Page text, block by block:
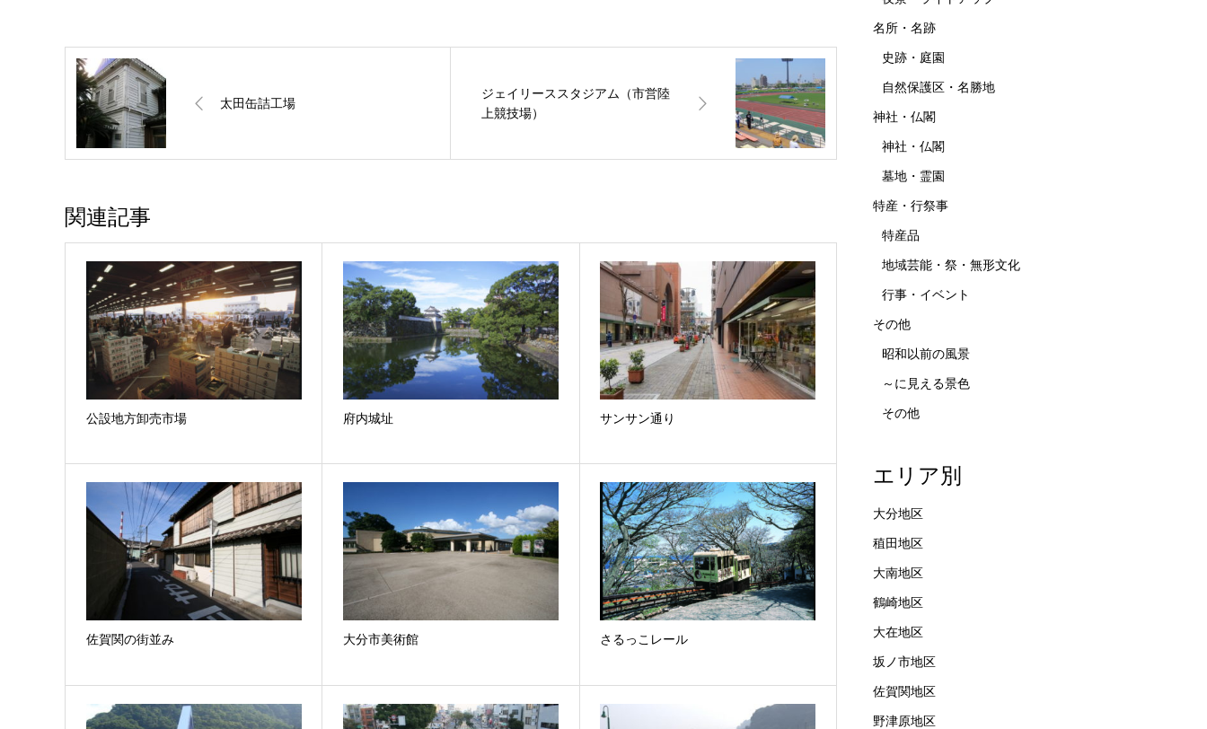
太田缶詰工場
ジェイリーススタジアム（市営陸
上競技場）
関連記事
公設地方卸売市場 府内城址 サンサン通り
佐賀関の街並み 大分市美術館 さるっこレール
名所・名跡
史跡・庭園
自然保護区・名勝地
神社・仏閣
神社・仏閣
墓地・霊園
特産・行祭事
特産品
地域芸能・祭・無形文化
行事・イベント
その他
昭和以前の風景
～に見える景色
その他
エリア別
大分地区
稙田地区
大南地区
鶴崎地区
大在地区
坂ノ市地区
佐賀関地区
野津原地区